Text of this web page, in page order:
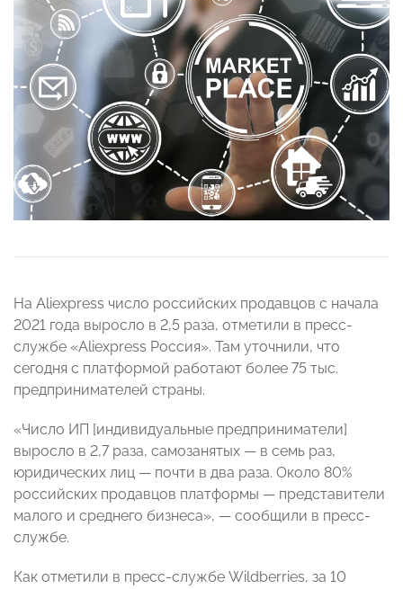
На Aliexpress число российских продавцов с начала
2021 года выросло в 2,5 раза, отметили в пресс-
службе «Aliexpress Россия». Там уточнили, что
сегодня с платформой работают более 75 тыс.
предпринимателей страны.
«Число ИП [индивидуальные предприниматели]
выросло в 2,7 раза, самозанятых — в семь раз,
юридических лиц — почти в два раза. Около 80%
российских продавцов платформы — представители
малого и среднего бизнеса», — сообщили в пресс-
службе.
Как отметили в пресс-службе Wildberries, за 10